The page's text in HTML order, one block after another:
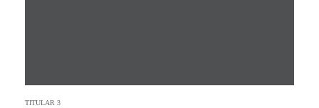
TITULAR 3